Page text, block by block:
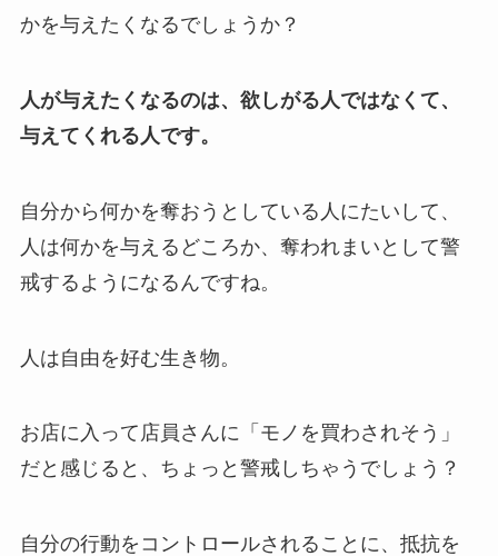
かを与えたくなるでしょうか？
人が与えたくなるのは、欲しがる人ではなくて、
与えてくれる人です。
自分から何かを奪おうとしている人にたいして、
人は何かを与えるどころか、奪われまいとして警
戒するようになるんですね。
人は自由を好む生き物。
お店に入って店員さんに「モノを買わされそう」
だと感じると、ちょっと警戒しちゃうでしょう？
自分の行動をコントロールされることに、抵抗を